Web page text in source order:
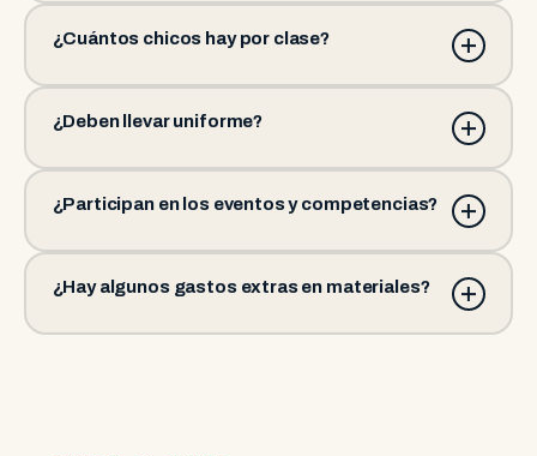
¿Cuántos chicos hay por clase?
¿Deben llevar uniforme?
¿Participan en los eventos y competencias?
¿Hay algunos gastos extras en materiales?